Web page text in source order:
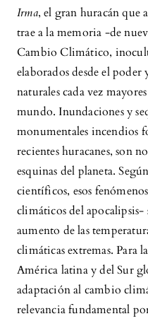
Irma, el gran huracán que
trae a la memoria -de
Cambio Climático,
elaborados desde el
naturales cada vez
mundo. Inundaciones y
monumentales incendios
recientes huracanes, son
esquinas del planeta.
científicos, esos
climáticos del apocalipsis-
aumento de las
climáticas extremas. Para
América latina y del Sur
adaptación al cambio
relevancia fundamental